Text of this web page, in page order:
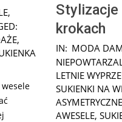
,
,
Stylizacje
krokach
2024-
04-
26
IN: MODA
LETNIE
SUKIENKI NA
ASYMETRYCZNE
AWESELE,